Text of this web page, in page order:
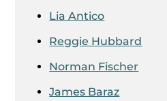
Lia Antico
Reggie Hubbard
Norman Fischer
James Baraz